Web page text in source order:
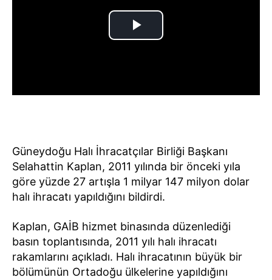
Güneydoğu Halı İhracatçılar Birliği Başkanı
Selahattin Kaplan, 2011 yılında bir önceki yıla
göre yüzde 27 artışla 1 milyar 147 milyon dolar
halı ihracatı yapıldığını bildirdi.
Kaplan, GAİB hizmet binasında düzenlediği
basın toplantısında, 2011 yılı halı ihracatı
rakamlarını açıkladı. Halı ihracatının büyük bir
bölümünün Ortadoğu ülkelerine yapıldığını